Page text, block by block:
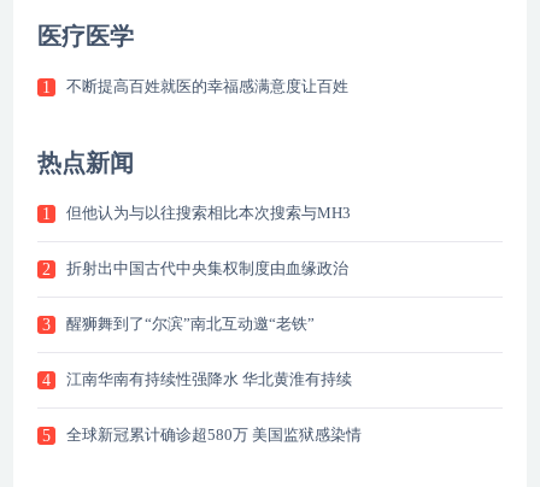
医疗医学
1 不断提高百姓就医的幸福感满意度让百姓
热点新闻
1 但他认为与以往搜索相比本次搜索与MH3
2 折射出中国古代中央集权制度由血缘政治
3 醒狮舞到了“尔滨”南北互动邀“老铁”
4 江南华南有持续性强降水 华北黄淮有持续
5 全球新冠累计确诊超580万 美国监狱感染情